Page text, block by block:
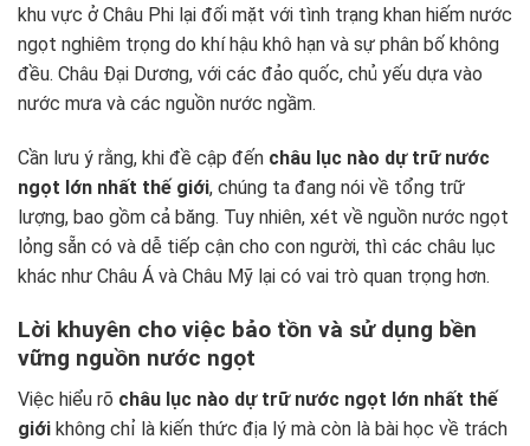
khu vực ở Châu Phi lại đối mặt với tình trạng khan hiếm nước
ngọt nghiêm trọng do khí hậu khô hạn và sự phân bố không
đều. Châu Đại Dương, với các đảo quốc, chủ yếu dựa vào
nước mưa và các nguồn nước ngầm.
Cần lưu ý rằng, khi đề cập đến châu lục nào dự trữ nước
ngọt lớn nhất thế giới, chúng ta đang nói về tổng trữ
lượng, bao gồm cả băng. Tuy nhiên, xét về nguồn nước ngọt
lỏng sẵn có và dễ tiếp cận cho con người, thì các châu lục
khác như Châu Á và Châu Mỹ lại có vai trò quan trọng hơn.
Lời khuyên cho việc bảo tồn và sử dụng bền
vững nguồn nước ngọt
Việc hiểu rõ châu lục nào dự trữ nước ngọt lớn nhất thế
giới không chỉ là kiến thức địa lý mà còn là bài học về trách